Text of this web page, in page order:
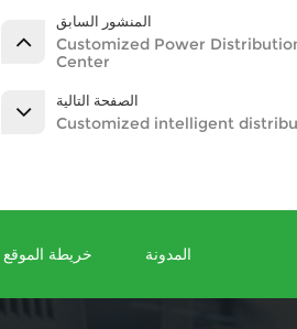
المنشور السابق
Customized Power
Center
الصفحة التالية
Customized intelligent
خريطة الموقع المدونة